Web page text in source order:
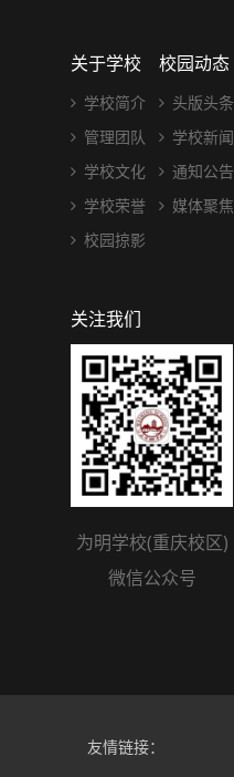
关于学校
学校简介
管理团队
学校文化
学校荣誉
校园掠影
校园动态
头版头条
学校新闻
通知公告
媒体聚焦
关注我们
为明学校(重庆校区)
微信公众号
友情链接：